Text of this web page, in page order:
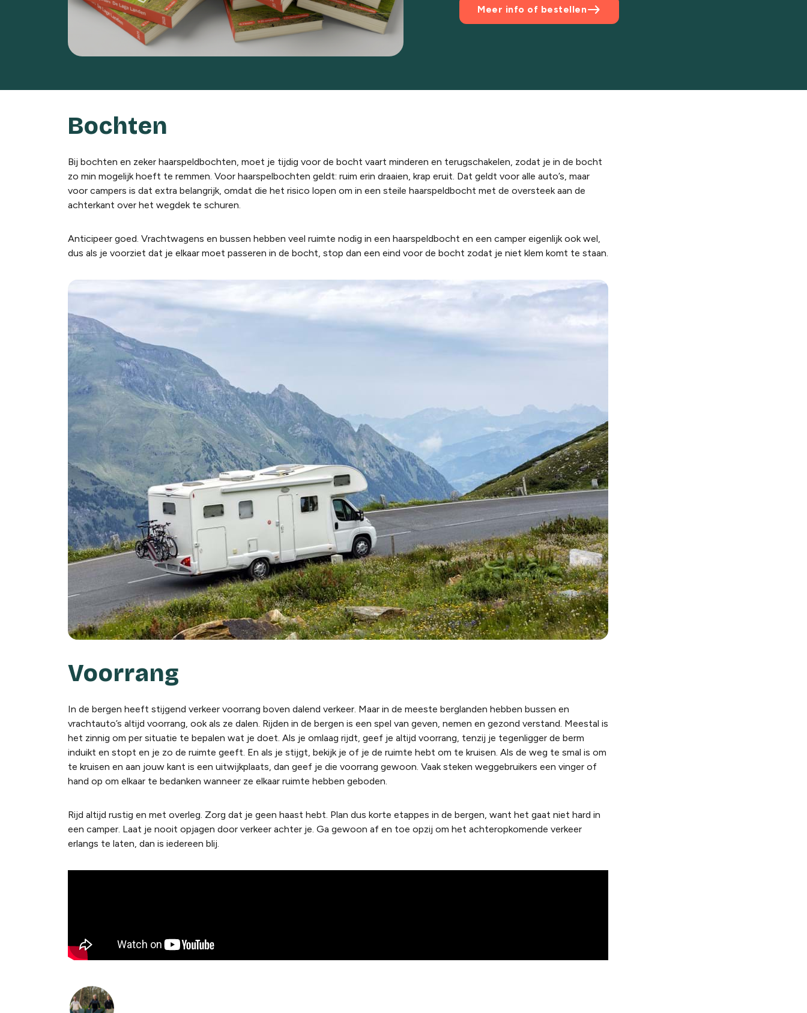
east
Meer info of bestellen
Bochten
Bij bochten en zeker haarspeldbochten, moet je tijdig voor de bocht vaart minderen en terugschakelen, zodat je in de bocht
zo min mogelijk hoeft te remmen. Voor haarspelbochten geldt: ruim erin draaien, krap eruit. Dat geldt voor alle auto’s, maar
voor campers is dat extra belangrijk, omdat die het risico lopen om in een steile haarspeldbocht met de oversteek aan de
achterkant over het wegdek te schuren.
Anticipeer goed. Vrachtwagens en bussen hebben veel ruimte nodig in een haarspeldbocht en een camper eigenlijk ook wel,
dus als je voorziet dat je elkaar moet passeren in de bocht, stop dan een eind voor de bocht zodat je niet klem komt te staan.
Voorrang
In de bergen heeft stijgend verkeer voorrang boven dalend verkeer. Maar in de meeste berglanden hebben bussen en
vrachtauto’s altijd voorrang, ook als ze dalen. Rijden in de bergen is een spel van geven, nemen en gezond verstand. Meestal is
het zinnig om per situatie te bepalen wat je doet. Als je omlaag rijdt, geef je altijd voorrang, tenzij je tegenligger de berm
induikt en stopt en je zo de ruimte geeft. En als je stijgt, bekijk je of je de ruimte hebt om te kruisen. Als de weg te smal is om
te kruisen en aan jouw kant is een uitwijkplaats, dan geef je die voorrang gewoon. Vaak steken weggebruikers een vinger of
hand op om elkaar te bedanken wanneer ze elkaar ruimte hebben geboden.
Rijd altijd rustig en met overleg. Zorg dat je geen haast hebt. Plan dus korte etappes in de bergen, want het gaat niet hard in
een camper. Laat je nooit opjagen door verkeer achter je. Ga gewoon af en toe opzij om het achteropkomende verkeer
erlangs te laten, dan is iedereen blij.